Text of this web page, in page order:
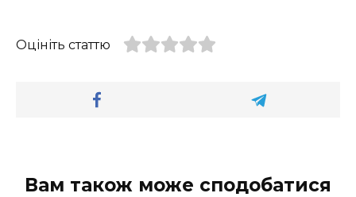
Оцініть статтю
Вам також може сподобатися